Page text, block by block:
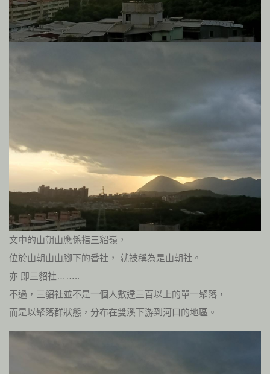
文中的山朝山應係指三貂嶺，
位於山朝山山腳下的番社， 就被稱為是山朝社。
亦 即三貂社……..
不過，三貂社並不是一個人數達三百以上的單一聚落，
而是以聚落群狀態，分布在雙溪下游到河口的地區。